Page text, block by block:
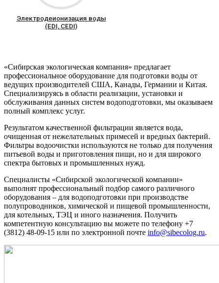
Электродеионизация воды
(EDI, CEDI)
«Сибирская экологическая компания» предлагает
профессиональное оборудование для подготовки воды от
ведущих производителей США, Канады, Германии и Китая.
Специализируясь в области реализации, установки и
обслуживания данных систем водоподготовки, мы оказываем
полный комплекс услуг.
Результатом качественной фильтрации является вода,
очищенная от нежелательных примесей и вредных бактерий.
Фильтры водоочистки используются не только для получения
питьевой воды и приготовления пищи, но и для широкого
спектра бытовых и промышленных нужд.
Специалисты «Сибирской экологической компании»
выполнят профессиональный подбор самого различного
оборудования – для водоподготовки при производстве
полупроводников, химической и пищевой промышленности,
для котельных, ТЭЦ и иного назначения. Получить
компетентную консультацию вы можете по телефону +7
(3812) 48-09-15 или по электронной почте info@sibecolog.ru.